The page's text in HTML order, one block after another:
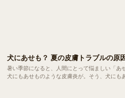
犬にあせも？ 夏の皮膚トラブルの原
暑い季節になると、人間にとって悩ましい「あせも」。 そして、観察し
犬にもあせものような皮膚炎が。そう、犬にも